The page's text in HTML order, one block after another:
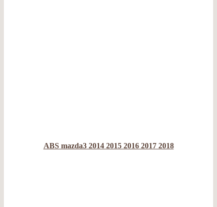
ABS mazda3 2014 2015 2016 2017 2018